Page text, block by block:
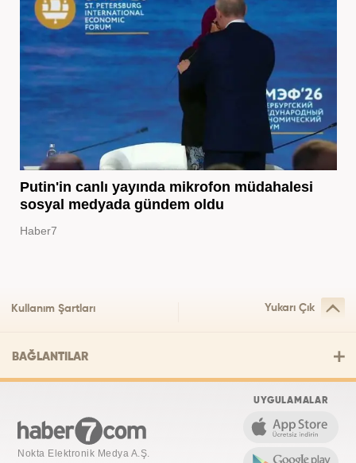
Putin'in canlı yayında mikrofon müdahalesi
sosyal medyada gündem oldu
Haber7
Kullanım Şartları Yukarı Çık
BAĞLANTILAR
Nokta Elektronik Medya A.Ş.
UYGULAMALAR